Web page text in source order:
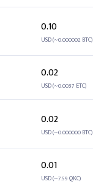
0.10
USD (~0.000002 BTC)
0.02
USD (~0.0037 ETC)
0.02
USD (~0.000000 BTC)
0.01
USD (~7.59 QKC)